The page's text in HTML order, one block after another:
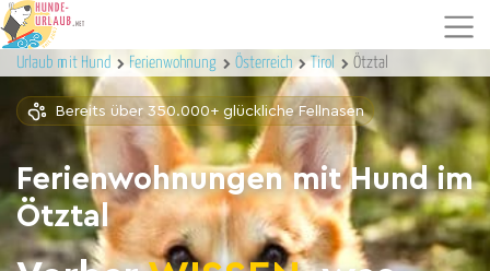
Urlaub mit Hund Ferienwohnung Österreich Tirol Ötztal
Bereits über 350.000+ glückliche Fellnasen
Ferienwohnungen mit Hund im
Ötztal